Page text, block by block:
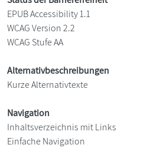
EPUB Accessibility 1.1
WCAG Version 2.2
WCAG Stufe AA
Alternativbeschreibungen
Kurze Alternativtexte
Navigation
Inhaltsverzeichnis mit Links
Einfache Navigation